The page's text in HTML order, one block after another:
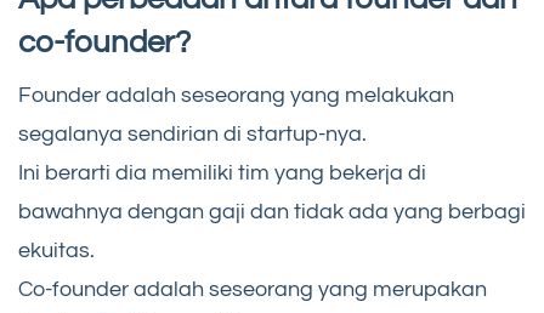
co-founder?
Founder adalah seseorang yang melakukan
segalanya sendirian di startup-nya.
Ini berarti dia memiliki tim yang bekerja di
bawahnya dengan gaji dan tidak ada yang berbagi
ekuitas.
Co-founder adalah seseorang yang merupakan